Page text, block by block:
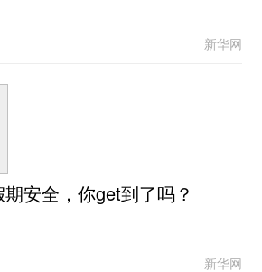
新华网
安全，你get到了吗？
新华网